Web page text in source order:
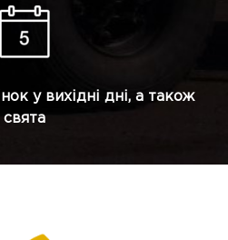
у вихідні дні, а також
свята